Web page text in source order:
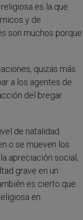
es la que
y de
son muchos porque
quizás más
a los agentes de
del bregar
de natalidad.
o se mueven los
apreciación social,
grave en un
es cierto que
en